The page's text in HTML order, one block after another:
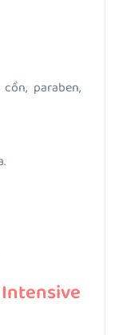
paraben,